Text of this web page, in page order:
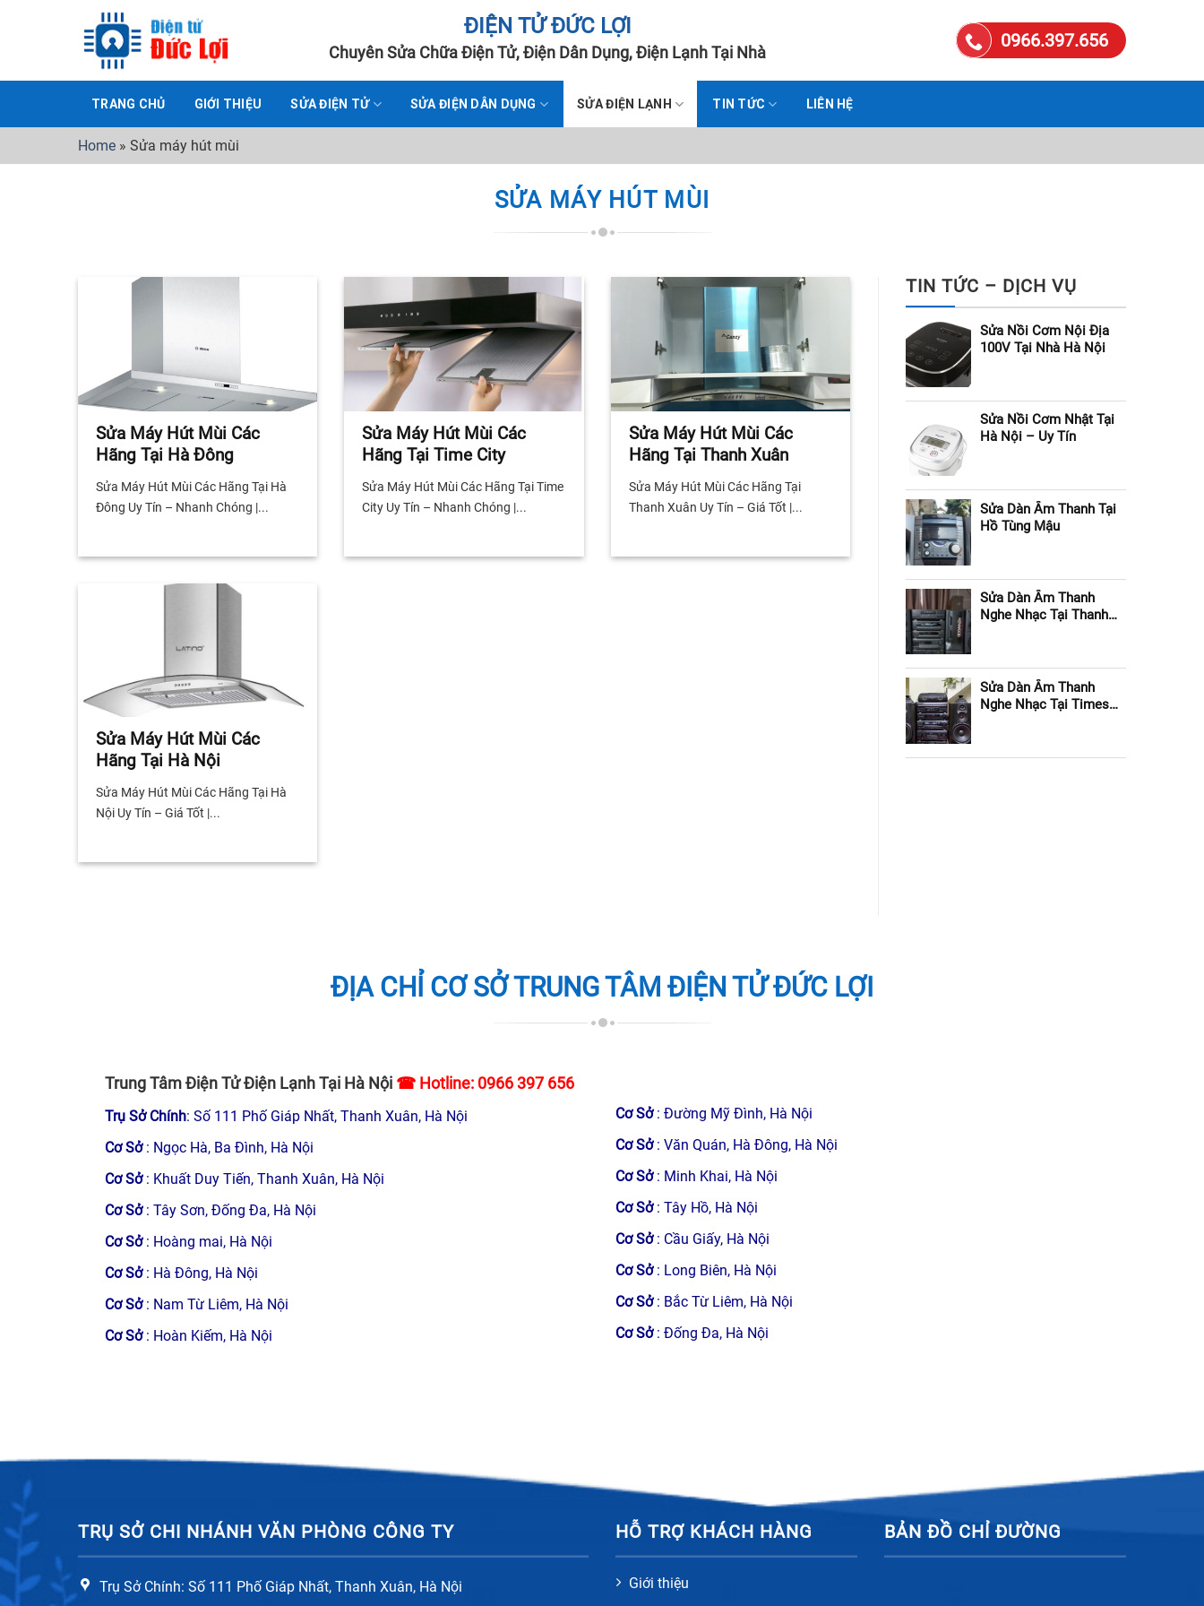
ĐIỆN TỬ ĐỨC LỢI
Chuyên Sửa Chữa Điện Tử, Điện Dân Dụng, Điện Lạnh Tại Nhà
0966.397.656
TRANG CHỦ GIỚI THIỆU SỬA ĐIỆN TỬ SỬA ĐIỆN DÂN DỤNG SỬA ĐIỆN LẠNH TIN TỨC LIÊN HỆ
Home » Sửa máy hút mùi
SỬA MÁY HÚT MÙI
Sửa Máy Hút Mùi Các
Hãng Tại Hà Đông
Sửa Máy Hút Mùi Các Hãng Tại Hà
Đông Uy Tín – Nhanh Chóng |...
Sửa Máy Hút Mùi Các
Hãng Tại Time City
Sửa Máy Hút Mùi Các Hãng Tại Time
City Uy Tín – Nhanh Chóng |...
Sửa Máy Hút Mùi Các
Hãng Tại Thanh Xuân
Sửa Máy Hút Mùi Các Hãng Tại
Thanh Xuân Uy Tín – Giá Tốt |...
Sửa Máy Hút Mùi Các
Hãng Tại Hà Nội
Sửa Máy Hút Mùi Các Hãng Tại Hà
Nội Uy Tín – Giá Tốt |...
TIN TỨC – DỊCH VỤ
Sửa Nồi Cơm Nội Địa
100V Tại Nhà Hà Nội
Sửa Nồi Cơm Nhật Tại
Hà Nội – Uy Tín
Sửa Dàn Âm Thanh Tại
Hồ Tùng Mậu
Sửa Dàn Âm Thanh
Nghe Nhạc Tại Thanh
Sửa Dàn Âm Thanh
Nghe Nhạc Tại Times
ĐỊA CHỈ CƠ SỞ TRUNG TÂM ĐIỆN TỬ ĐỨC LỢI
Trung Tâm Điện Tử Điện Lạnh Tại Hà Nội ☎ Hotline: 0966 397 656
Trụ Sở Chính: Số 111 Phố Giáp Nhất, Thanh Xuân, Hà Nội
Cơ Sở : Ngọc Hà, Ba Đình, Hà Nội
Cơ Sở : Khuất Duy Tiến, Thanh Xuân, Hà Nội
Cơ Sở : Tây Sơn, Đống Đa, Hà Nội
Cơ Sở: Hoàng mai, Hà Nội
Cơ Sở : Hà Đông, Hà Nội
Cơ Sở : Nam Từ Liêm, Hà Nội
Cơ Sở : Hoàn Kiếm, Hà Nội
Cơ Sở : Đường Mỹ Đình, Hà Nội
Cơ Sở : Văn Quán, Hà Đông, Hà Nội
Cơ Sở : Minh Khai, Hà Nội
Cơ Sở : Tây Hồ, Hà Nội
Cơ Sở: Cầu Giấy, Hà Nội
Cơ Sở : Long Biên, Hà Nội
Cơ Sở : Bắc Từ Liêm, Hà Nội
Cơ Sở : Đống Đa, Hà Nội
TRỤ SỞ CHI NHÁNH VĂN PHÒNG CÔNG TY
Trụ Sở Chính: Số 111 Phố Giáp Nhất, Thanh Xuân, Hà Nội
HỖ TRỢ KHÁCH HÀNG
Giới thiệu
BẢN ĐỒ CHỈ ĐƯỜNG